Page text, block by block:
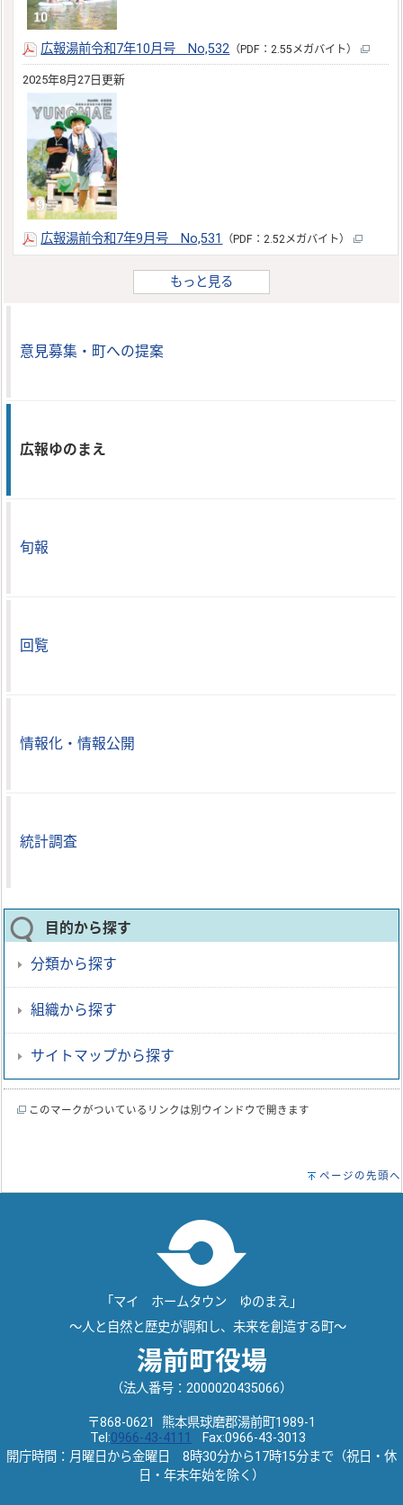
広報湯前令和7年10月号 No,532 （PDF：2.55メガバイト）
2025年8月27日更新
広報湯前令和7年9月号 No,531 （PDF：2.52メガバイト）
もっと見る
意見募集・町への提案
広報ゆのまえ
旬報
回覧
情報化・情報公開
統計調査
目的から探す
分類から探す
組織から探す
サイトマップから探す
このマークがついているリンクは別ウインドウで開きます
ページの先頭へ
「マイ ホームタウン ゆのまえ」
～人と自然と歴史が調和し、未来を創造する町～
湯前町役場
（法人番号：2000020435066）
〒868-0621 熊本県球磨郡湯前町1989-1
Tel:0966-43-4111
Fax:0966-43-3013
開庁時間：月曜日から金曜日 8時30分から17時15分まで（祝日・休
日・年末年始を除く）